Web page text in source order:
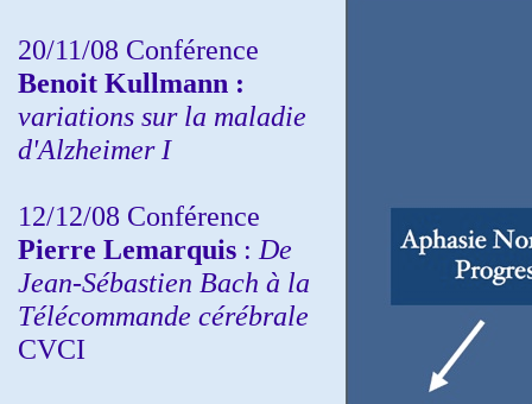
20/11/08 Conférence
Benoit Kullmann :
variations sur la maladie
d'Alzheimer I
12/12/08 Conférence
Pierre Lemarquis : De
Jean-Sébastien Bach à la
Télécommande cérébrale
CVCI